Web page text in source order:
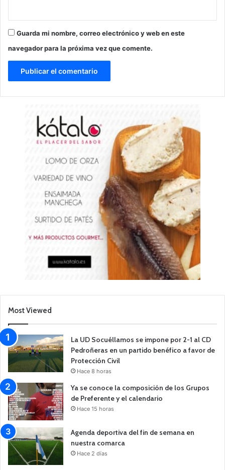
Guarda mi nombre, correo electrónico y web en este
navegador para la próxima vez que comente.
Most Viewed
La UD Socuéllamos se impone por 2-1 al CD
Pedroñeras en un partido benéfico a favor de
Protección Civil
Hace 8 horas
Ya se conoce la composición de los Grupos
de Preferente y el calendario
Hace 15 horas
Agenda deportiva del fin de semana en
nuestra comarca
Hace 2 días